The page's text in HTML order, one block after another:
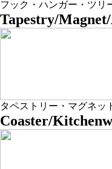
フック・ハンガー・ツリ
Tapestry/
タペストリー・マグネッ
Coaster/